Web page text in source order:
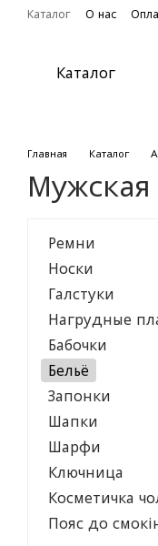
Перейти к основному
Каталог О нас
Каталог
Главная Каталог
Ремни
Носки
Галстуки
Нагрудные
Бабочки
Бельё
Запонки
Шапки
Шарфи
Ключница
Косметичка
Пояс до